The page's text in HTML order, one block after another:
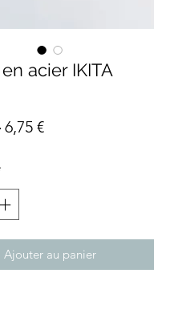
acier IKITA
Prix
6,75 €Prix
Ajouter au panier